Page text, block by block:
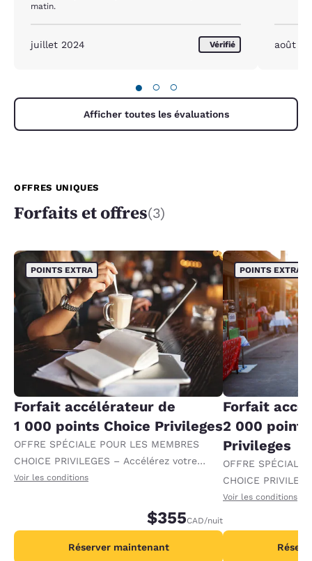
matin.
juillet 2024 Vérifié août
● ○ ○
Afficher toutes les évaluations
OFFRES UNIQUES
Forfaits et offres(3)
POINTS EXTRA
Forfait accélérateur de
1 000 points Choice Privileges
OFFRE SPÉCIALE POUR LES MEMBRES
CHOICE PRIVILEGES – Accélérez votre
progression vers des récompenses en
Voir les conditions
$355CAD/nuit
Réserver maintenant
POINTS EXTRA
Forfait
2 000
Privileges
OFFRE SPÉCIALE
CHOICE
progression vers
par nuit.
Voir les conditions